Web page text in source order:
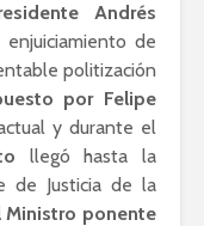
Andrés
de
politización
por Felipe
y durante el
llegó hasta la
de Justicia de la
Ministro ponente